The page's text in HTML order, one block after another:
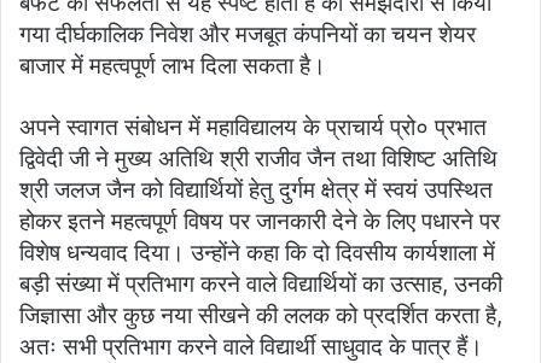
गया दीर्घकालिक निवेश और मजबूत कंपनियों का चयन शेयर
बाजार में महत्वपूर्ण लाभ दिला सकता है।
अपने स्वागत संबोधन में महाविद्यालय के प्राचार्य प्रो० प्रभात
द्विवेदी जी ने मुख्य अतिथि श्री राजीव जैन तथा विशिष्ट अतिथि
श्री जलज जैन को विद्यार्थियों हेतु दुर्गम क्षेत्र में स्वयं उपस्थित
होकर इतने महत्वपूर्ण विषय पर जानकारी देने के लिए पधारने पर
विशेष धन्यवाद दिया। उन्होंने कहा कि दो दिवसीय कार्यशाला में
बड़ी संख्या में प्रतिभाग करने वाले विद्यार्थियों का उत्साह, उनकी
जिज्ञासा और कुछ नया सीखने की ललक को प्रदर्शित करता है,
अतः सभी प्रतिभाग करने वाले विद्यार्थी साधुवाद के पात्र हैं।